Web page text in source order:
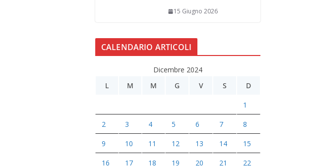
15 Giugno 2026
CALENDARIO ARTICOLI
Dicembre 2024
L
M M G V S D
1
2 3 4 5 6 7 8
9 10 11 12 13 14 15
16 17 18 19 20 21 22